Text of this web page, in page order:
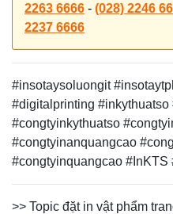
2263 6666 - (028) 2246
2237 6666
#insotaysoluongit
#digitalprinting #inkythuatso
#congtyinkythuatso
#congtyinanquangcao
#congtyinquangcao #InKTS
>> Topic đặt in vật phẩm